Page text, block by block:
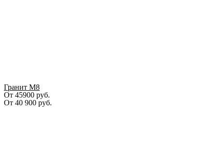
Гранит М8
От 45900 руб.
От 40 900 руб.